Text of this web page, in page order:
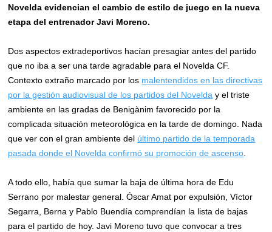
Novelda evidencian el cambio de estilo de juego en la nueva
etapa del entrenador Javi Moreno.
Dos aspectos extradeportivos hacían presagiar antes del partido
que no iba a ser una tarde agradable para el Novelda CF.
Contexto extraño marcado por los malentendidos en las directivas
por la gestión audiovisual de los partidos del Novelda y el triste
ambiente en las gradas de Benigànim favorecido por la
complicada situación meteorológica en la tarde de domingo. Nada
que ver con el gran ambiente del último partido de la temporada
pasada donde el Novelda confirmó su promoción de ascenso.
A todo ello, había que sumar la baja de última hora de Edu
Serrano por malestar general. Óscar Amat por expulsión, Víctor
Segarra, Berna y Pablo Buendía comprendían la lista de bajas
para el partido de hoy. Javi Moreno tuvo que convocar a tres